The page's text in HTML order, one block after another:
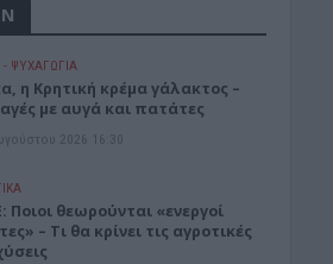
ΨΥΧΑΓΩΓΊΑ
η Κρητική κρέμα γάλακτος –
με αυγά και πατάτες
2026 16:30
Ποιοι θεωρούνται «ενεργοί
– Τι θα κρίνει τις αγροτικές